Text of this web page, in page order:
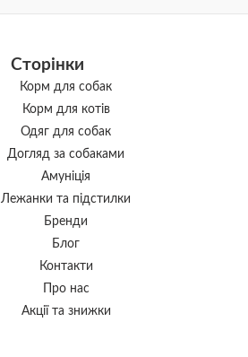
Сторінки
Корм для собак
Корм для котів
Одяг для собак
Догляд за собаками
Амуніція
Лежанки та підстилки
Бренди
Блог
Контакти
Про нас
Акції та знижки